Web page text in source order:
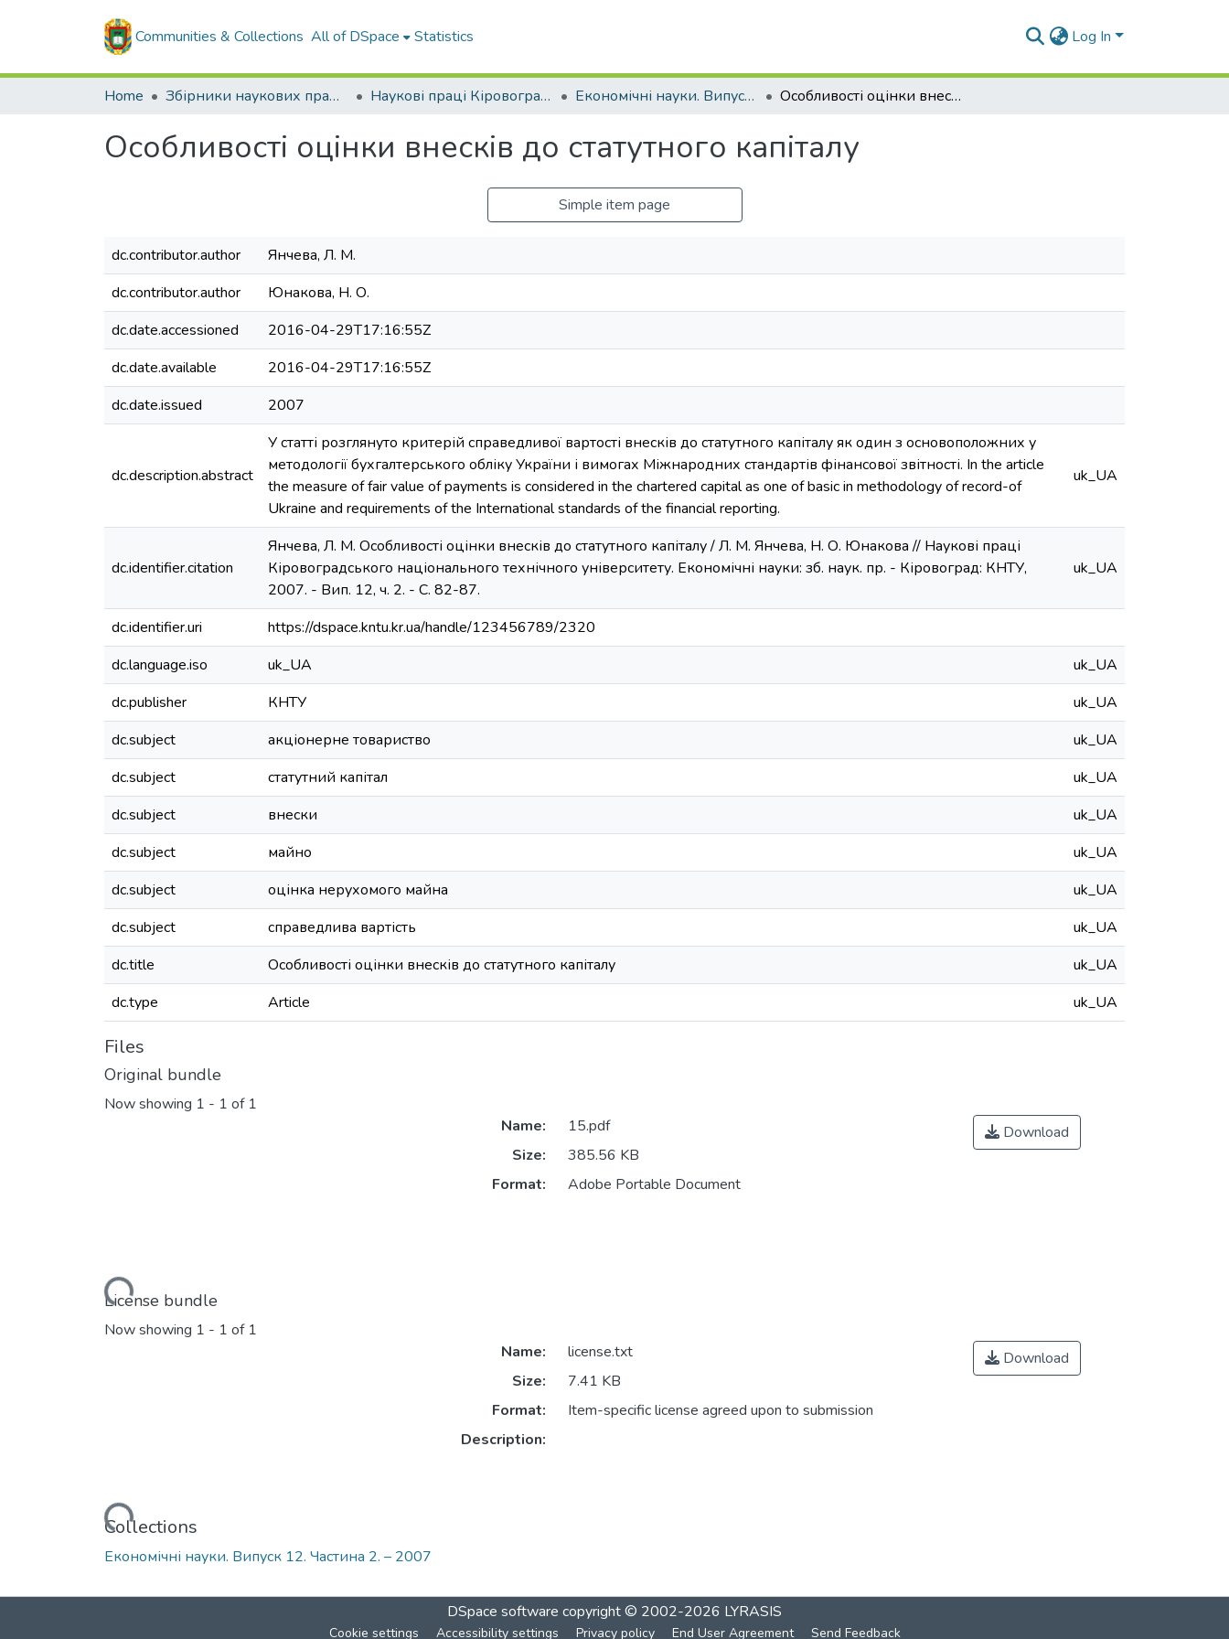
Communities & Collections All of DSpace Statistics Log In
Home Збірники наукових праць ЦНТУ Наукові праці Кіровоградського національного технічного університету. Економічні науки. Економічні науки. Випуск 12. Частина 2. – 2007 Особливості оцінки внесків до статутного капіталу
Особливості оцінки внесків до статутного капіталу
Simple item page
dc.contributor.author
Янчева, Л. М.
dc.contributor.author
Юнакова, Н. О.
dc.date.accessioned
2016-04-29T17:16:55Z
dc.date.available
2016-04-29T17:16:55Z
dc.date.issued
2007
dc.description.abstract
У статті розглянуто критерій справедливої вартості внесків до статутного капіталу як один з основоположних у
методології бухгалтерського обліку України і вимогах Міжнародних стандартів фінансової звітності. In the article
the measure of fair value of payments is considered in the chartered capital as one of basic in methodology of record-of
Ukraine and requirements of the International standards of the financial reporting.
uk_UA
dc.identifier.citation
Янчева, Л. М. Особливості оцінки внесків до статутного капіталу / Л. М. Янчева, Н. О. Юнакова // Наукові праці
Кіровоградського національного технічного університету. Економічні науки: зб. наук. пр. - Кіровоград: КНТУ,
2007. - Вип. 12, ч. 2. - С. 82-87.
uk_UA
dc.identifier.uri
https://dspace.kntu.kr.ua/handle/123456789/2320
dc.language.iso
uk_UA
uk_UA
dc.publisher
КНТУ
uk_UA
dc.subject
акціонерне товариство
uk_UA
dc.subject
статутний капітал
uk_UA
dc.subject
внески
uk_UA
dc.subject
майно
uk_UA
dc.subject
оцінка нерухомого майна
uk_UA
dc.subject
справедлива вартість
uk_UA
dc.title
Особливості оцінки внесків до статутного капіталу
uk_UA
dc.type
Article uk_UA
Files
Original bundle
Now showing 1 - 1 of 1
Loading...
Name:
15.pdf
Size:
385.56 KB
Format:
Adobe Portable Document
Download
License bundle
Now showing 1 - 1 of 1
Loading...
Name:
license.txt
Size:
7.41 KB
Format:
Item-specific license agreed upon to submission
Description:
Download
Collections
Економічні науки. Випуск 12. Частина 2. – 2007
DSpace software copyright © 2002-2026 LYRASIS
Cookie settings Accessibility settings Privacy policy End User Agreement Send Feedback